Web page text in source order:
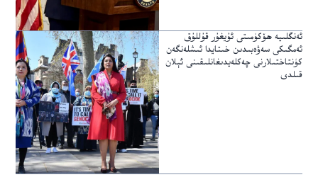
ئەنگلىيە ھۆكۈمىتى ئۇيغۇر قۇللۇق
ئەمگىكى سەۋەبىدىن خىتايدا ئىشلەنگەن
كۈنتاختىلارنى چەكلەيدىغانلىقىنى ئېلان
قىلدى